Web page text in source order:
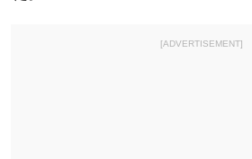
[ADVERTISEMENT]